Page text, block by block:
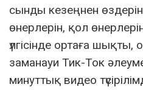
сынды кезеңнен
өнерлерін, қол
үлгісінде ортаға шықты,
заманауи Тик-Ток
минуттық видео